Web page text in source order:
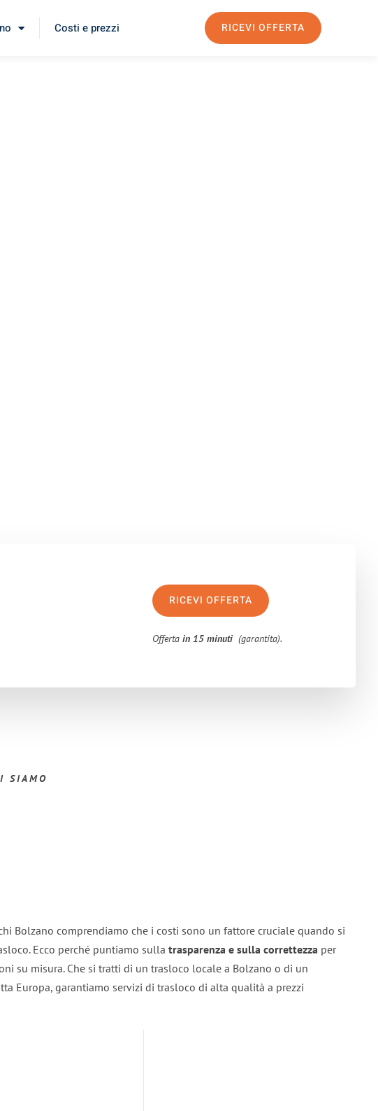
Costi e prezzi RICEVI OFFERTA
RICEVI OFFERTA
Offertain 15 minuti (garantita).
SIAMO
Bolzano comprendiamo che i costi sono un fattore cruciale quando si
Ecco perché puntiamo sulla trasparenza e sulla correttezza per
su misura. Che si tratti di un trasloco locale a Bolzano o di un
Europa, garantiamo servizi di trasloco di alta qualità a prezzi